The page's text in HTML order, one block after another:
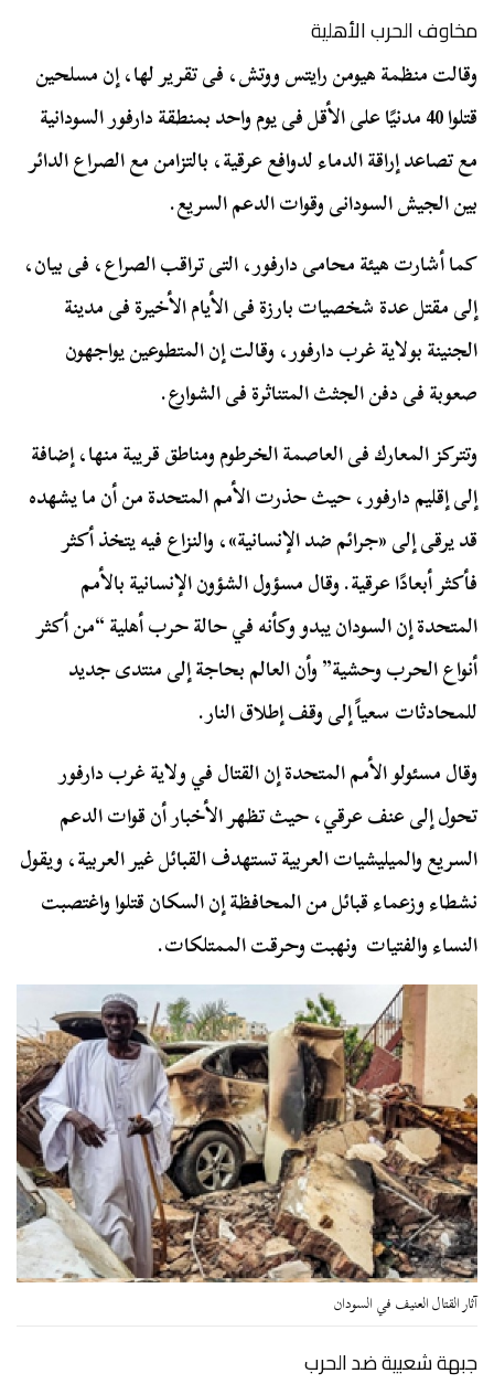
مخاوف الحرب الأهلية
وقالت منظمة هيومن رايتس ووتش، فى تقرير لها، إن مسلحين
قتلوا 40 مدنيًا على الأقل فى يوم واحد بمنطقة دارفور السودانية
مع تصاعد إراقة الدماء لدوافع عرقية، بالتزامن مع الصراع الدائر
بين الجيش السودانى وقوات الدعم السريع.
كما أشارت هيئة محامى دارفور، التى تراقب الصراع، فى بيان،
إلى مقتل عدة شخصيات بارزة فى الأيام الأخيرة فى مدينة
الجنينة بولاية غرب دارفور، وقالت إن المتطوعين يواجهون
صعوبة فى دفن الجثث المتناثرة فى الشوارع.
وتتركز المعارك فى العاصمة الخرطوم ومناطق قريبة منها، إضافة
إلى إقليم دارفور، حيث حذرت الأمم المتحدة من أن ما يشهده
قد يرقى إلى «جرائم ضد الإنسانية»، والنزاع فيه يتخذ أكثر
فأكثر أبعادًا عرقية. وقال مسؤول الشؤون الإنسانية بالأمم
المتحدة إن السودان يبدو وكأنه في حالة حرب أهلية “من أكثر
أنواع الحرب وحشية” وأن العالم بحاجة إلى منتدى جديد
للمحادثات سعياً إلى وقف إطلاق النار.
وقال مسئولو الأمم المتحدة إن القتال في ولاية غرب دارفور
تحول إلى عنف عرقي، حيث تظهر الأخبار أن قوات الدعم
السريع والميليشيات العربية تستهدف القبائل غير العربية، ويقول
نشطاء وزعماء قبائل من المحافظة إن السكان قتلوا واغتصبت
النساء والفتيات ونهبت وحرقت الممتلكات.
آثار القتال العنيف في السودان
جبهة شعبية ضد الحرب